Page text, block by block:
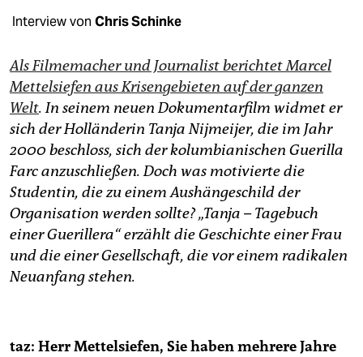
fragen & hilfe
unterstützen
abo
genossenschaft
epaper login
Interview von Chris Schinke
Als Filmemacher und Journalist berichtet Marcel
Mettelsiefen aus Krisengebieten auf der ganzen
Welt. In seinem neuen Dokumentarfilm widmet er
sich der Holländerin Tanja Nijmeijer, die im Jahr
2000 beschloss, sich der kolumbianischen Guerilla
Farc anzuschließen. Doch was motivierte die
Studentin, die zu einem Aushängeschild der
Organisation werden sollte? „Tanja – Tagebuch
einer Guerillera“ erzählt die Geschichte einer Frau
und die einer Gesellschaft, die vor einem radikalen
Neuanfang stehen.
taz: Herr Mettelsiefen, Sie haben mehrere Jahre